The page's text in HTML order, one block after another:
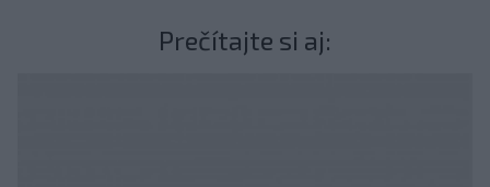
Prečítajte si aj: